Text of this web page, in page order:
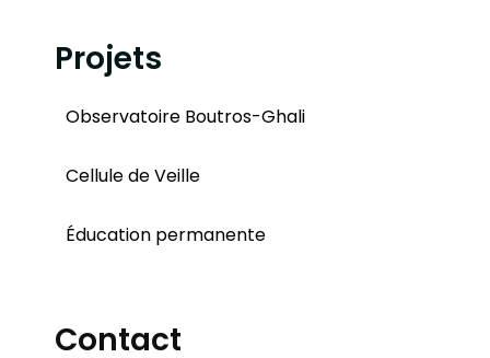
Projets
Observatoire Boutros-Ghali
Cellule de Veille
Éducation permanente
Contact